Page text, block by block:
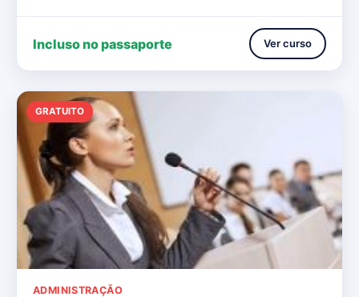
Incluso no passaporte Ver curso
GRATUITO
ADMINISTRAÇÃO